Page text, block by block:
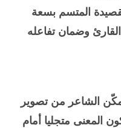
المتسم بسعة
وضمان تفاعله
الشاعر من تصوير
المعنى متجليا أمام